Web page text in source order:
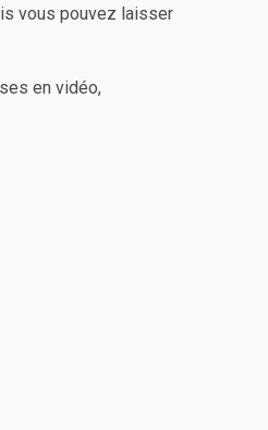
vous pouvez laisser
en vidéo,